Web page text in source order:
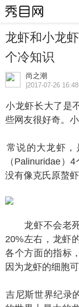
龙虾和小龙
个冷知识
尚之潮
|2017-07-26
虾长大了是不
些网友很好奇。
的大龙虾，是
（Palinuridae）
没有像克氏原螯
龙虾不会老死
20%左右，龙虾
各个方面的指标
因为龙虾的细胞
斯世界纪录的